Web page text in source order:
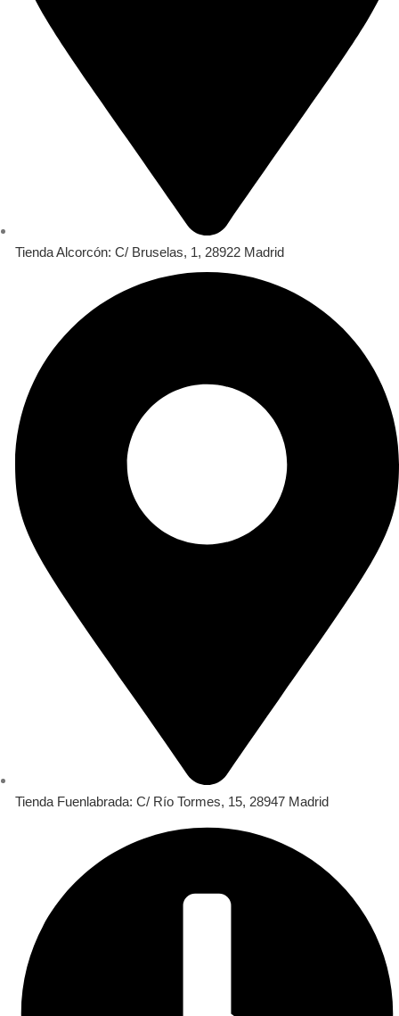
Tienda Alcorcón: C/ Bruselas, 1, 28922 Madrid
Tienda Fuenlabrada: C/ Río Tormes, 15, 28947 Madrid